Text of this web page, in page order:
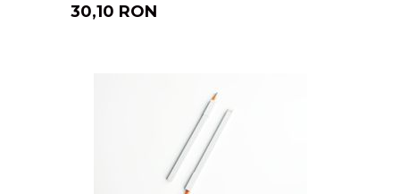
30,10 RON